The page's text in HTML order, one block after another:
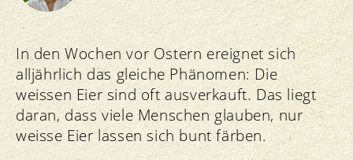
In den Wochen vor Ostern ereignet sich
alljährlich das gleiche Phänomen: Die
weissen Eier sind oft ausverkauft. Das liegt
daran, dass viele Menschen glauben, nur
weisse Eier lassen sich bunt färben.